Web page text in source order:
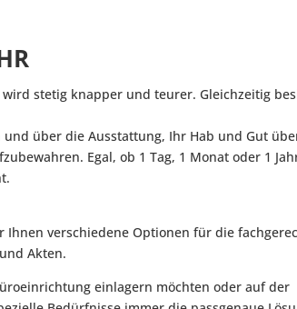
stetig knapper und teurer. Gleichzeitig
über die Ausstattung, Ihr Hab und Gut
Egal, ob 1 Tag, 1 Monat oder 1
verschiedene Optionen für die
Akten.
einlagern möchten oder auf der